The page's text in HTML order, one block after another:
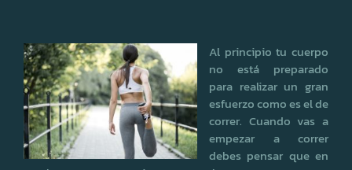
Al principio tu cuerpo
no está preparado
para realizar un gran
esfuerzo como es el de
correr. Cuando vas a
empezar a correr
debes pensar que en